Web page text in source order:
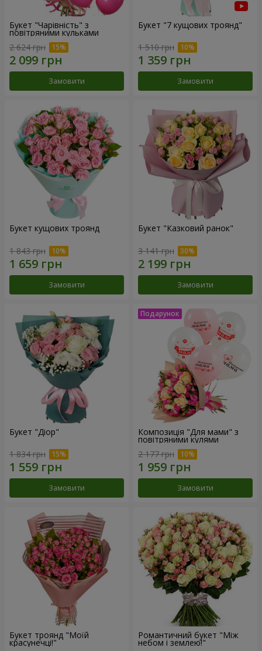
Букет "Чарівність" з
повітряними кульками
2 624 грн
Замовити
Букет "7 кущових троянд"
1 510 грн
Замовити
Букет кущових троянд
1 843 грн
Замовити
Букет "Казковий ранок"
3 141 грн
Замовити
Букет "Діор"
1 834 грн
Замовити
Композиція "Для мами" з
повітряними кулями
2 177 грн
Замовити
Букет троянд "Моїй
красунечці!"
Романтичний букет "Між
небом і землею!"